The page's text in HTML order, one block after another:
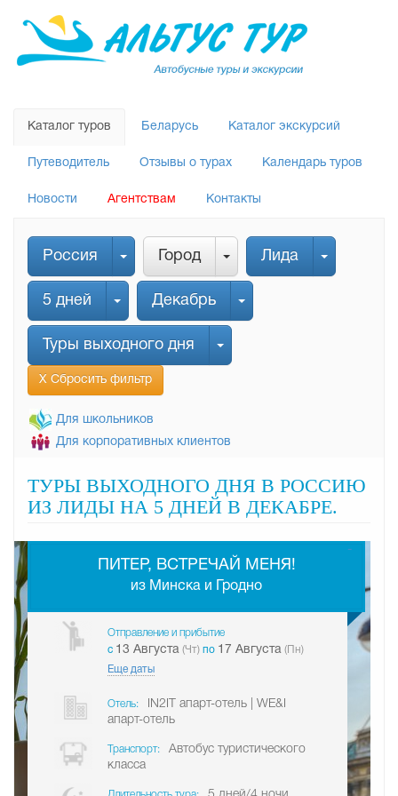
Каталог туров Беларусь Каталог экскурсий
Путеводитель Отзывы о турах Календарь туров
Новости Агентствам Контакты
Россия Город Лида
5 дней Декабрь
Туры выходного дня
Х Сбросить фильтр
Для школьников
Для корпоративных клиентов
ТУРЫ ВЫХОДНОГО ДНЯ В РОССИЮ
ИЗ ЛИДЫ НА 5 ДНЕЙ В ДЕКАБРЕ.
ПИТЕР, ВСТРЕЧАЙ МЕНЯ!
из Минска и Гродно
Отправление и прибытие
c 13 Августа (Чт) по 17 Августа (Пн)
Еще даты
Отель:
IN2IT апарт-отель | WE&I
апарт-отель
Транспорт:
Автобус туристического
класса
-